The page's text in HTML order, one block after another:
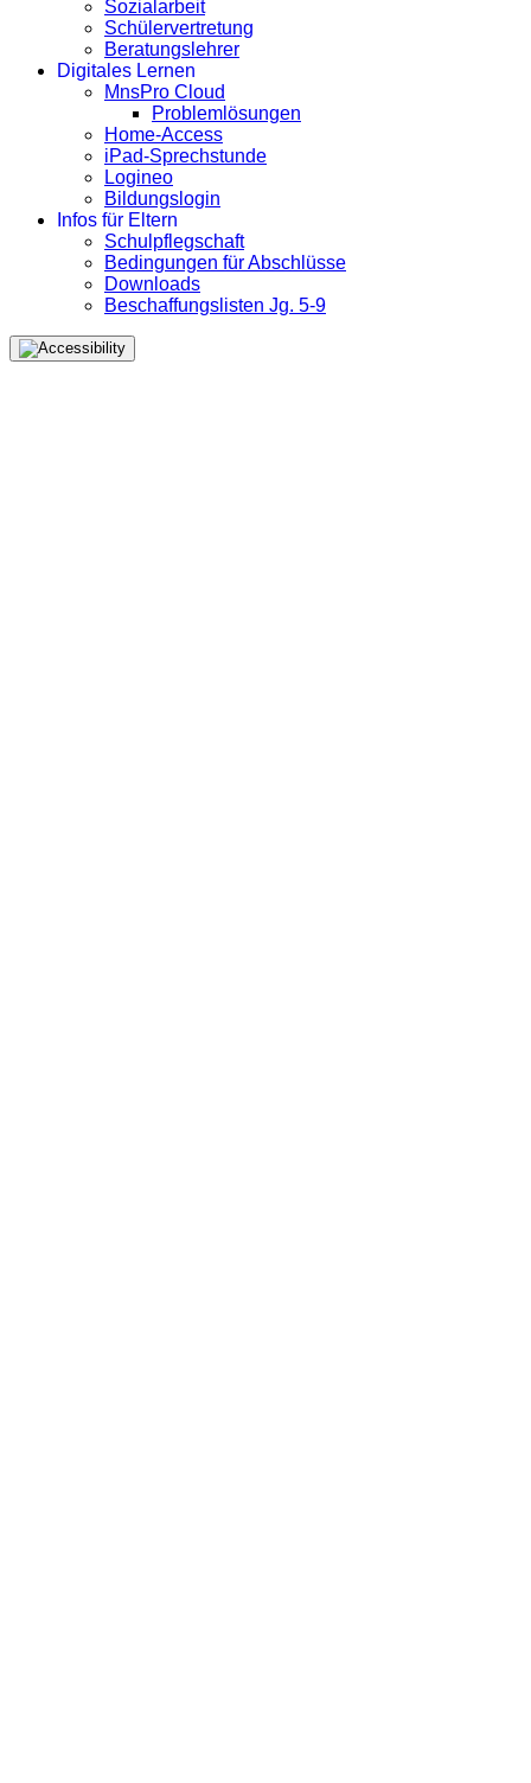
Sozialarbeit
Schülervertretung
Beratungslehrer
Digitales Lernen
MnsPro Cloud
Problemlösungen
Home-Access
iPad-Sprechstunde
Logineo
Bildungslogin
Infos für Eltern
Schulpflegschaft
Bedingungen für Abschlüsse
Downloads
Beschaffungslisten Jg. 5-9